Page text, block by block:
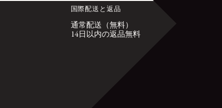
国際配送と返品
通常配送（無料）
14日以内の返品無料